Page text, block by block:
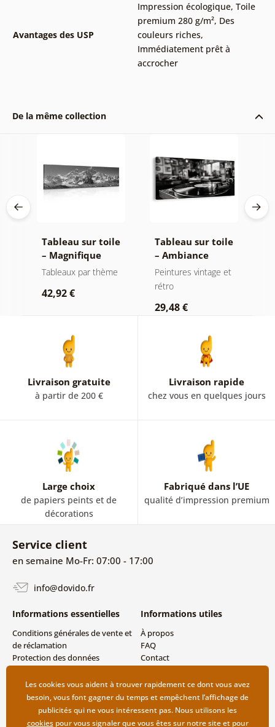
Avantages des USP
Impression écologique, Toile
premium 280 g/m², Des
couleurs riches,
Immédiatement prêt à
accrocher
De la même collection
Tableau sur toile
– Magnifique
sommet de
et blanc
Tableaux par thème
42,92 €
Tableau sur toile
– Ambiance
musicale
nostalgique
Peintures vintage et
rétro
29,48 €
Livraison gratuite
à partir de 200 €
Livraison rapide
chez vous en quelques jours
Large choix
de papiers peints et de
décorations
Fabriqué dans l’UE
qualité d’impression premium
Service client
en semaine Mo-Fr: 07:00 - 17:00
info@dovido.fr
Informations essentielles
Conditions générales de vente et
de réclamation
Protection des données
Modes de livraison et de
paiement
Retour des produits
Informations utiles
À propos
FAQ
Contact
Les cookies vous aident à trouver rapidement ce dont vous avez
besoin, vous font gagner du temps et empêchent l’affichage de
publicités qui ne vous intéressent pas. Nous utilisons les
cookiespour vous signaler que vous êtes sur notre site et pour